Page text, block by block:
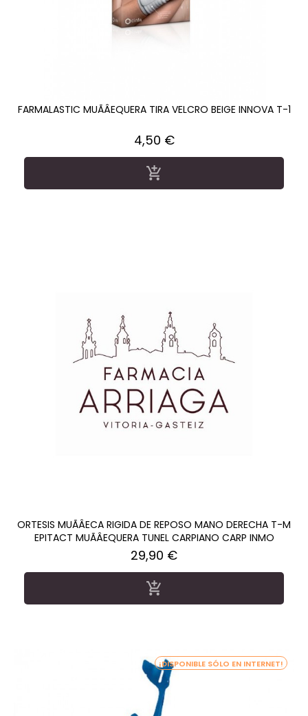
FARMALASTIC MUÃÂEQUERA TIRA VELCRO BEIGE INNOVA T-1
Precio
4,50 €

ORTESIS MUÃÂECA RIGIDA DE REPOSO MANO DERECHA T-M
EPITACT MUÃÂEQUERA TUNEL CARPIANO CARP INMO
Precio
29,90 €

¡DISPONIBLE SÓLO EN INTERNET!